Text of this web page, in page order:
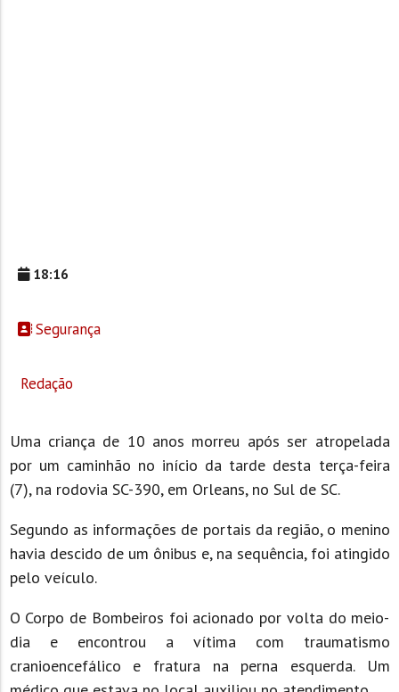
18:16
Segurança
Redação
Uma criança de 10 anos morreu após ser atropelada
por um caminhão no início da tarde desta terça-feira
(7), na rodovia SC-390, em Orleans, no Sul de SC.
Segundo as informações de portais da região, o menino
havia descido de um ônibus e, na sequência, foi atingido
pelo veículo.
O Corpo de Bombeiros foi acionado por volta do meio-
dia e encontrou a vítima com traumatismo
cranioencefálico e fratura na perna esquerda. Um